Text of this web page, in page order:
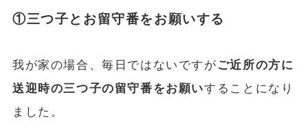
①三つ子とお留守番をお願いする
我が家の場合、毎日ではないですが ご近所の方に
送迎時の三つ子の留守番をお願いすることになり
ました。